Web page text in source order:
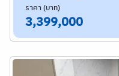
ราคา (บาท)
3,399,000